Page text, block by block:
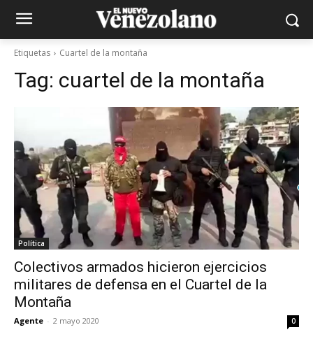
Etiquetas Cuartel de la montaña
Tag: cuartel de la montaña
Política
Colectivos armados hicieron ejercicios
militares de defensa en el Cuartel de la
Montaña
Agente - 2 mayo 2020 0